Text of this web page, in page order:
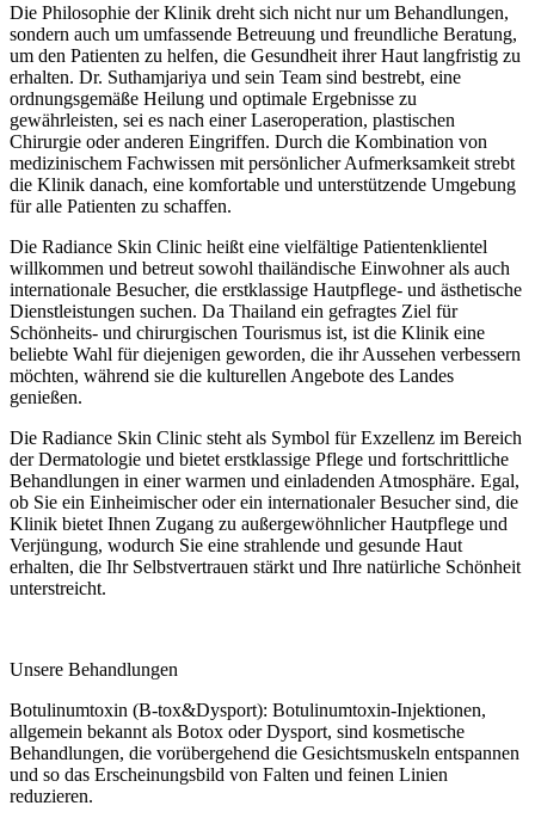
Die Philosophie der Klinik dreht sich nicht nur um Behandlungen,
sondern auch um umfassende Betreuung und freundliche Beratung,
um den Patienten zu helfen, die Gesundheit ihrer Haut langfristig zu
erhalten. Dr. Suthamjariya und sein Team sind bestrebt, eine
ordnungsgemäße Heilung und optimale Ergebnisse zu
gewährleisten, sei es nach einer Laseroperation, plastischen
Chirurgie oder anderen Eingriffen. Durch die Kombination von
medizinischem Fachwissen mit persönlicher Aufmerksamkeit strebt
die Klinik danach, eine komfortable und unterstützende Umgebung
für alle Patienten zu schaffen.
Die Radiance Skin Clinic heißt eine vielfältige Patientenklientel
willkommen und betreut sowohl thailändische Einwohner als auch
internationale Besucher, die erstklassige Hautpflege- und ästhetische
Dienstleistungen suchen. Da Thailand ein gefragtes Ziel für
Schönheits- und chirurgischen Tourismus ist, ist die Klinik eine
beliebte Wahl für diejenigen geworden, die ihr Aussehen verbessern
möchten, während sie die kulturellen Angebote des Landes
genießen.
Die Radiance Skin Clinic steht als Symbol für Exzellenz im Bereich
der Dermatologie und bietet erstklassige Pflege und fortschrittliche
Behandlungen in einer warmen und einladenden Atmosphäre. Egal,
ob Sie ein Einheimischer oder ein internationaler Besucher sind, die
Klinik bietet Ihnen Zugang zu außergewöhnlicher Hautpflege und
Verjüngung, wodurch Sie eine strahlende und gesunde Haut
erhalten, die Ihr Selbstvertrauen stärkt und Ihre natürliche Schönheit
unterstreicht.
Unsere Behandlungen
Botulinumtoxin (B-tox&Dysport): Botulinumtoxin-Injektionen,
allgemein bekannt als Botox oder Dysport, sind kosmetische
Behandlungen, die vorübergehend die Gesichtsmuskeln entspannen
und so das Erscheinungsbild von Falten und feinen Linien
reduzieren.